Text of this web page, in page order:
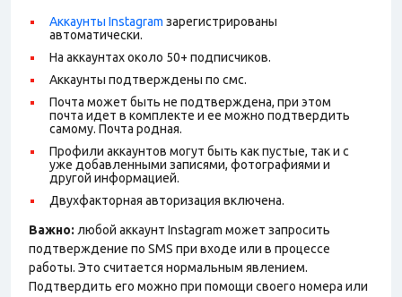
Аккаунты Instagram зарегистрированы
автоматически.
На аккаунтах около 50+ подписчиков.
Аккаунты подтверждены по смс.
Почта может быть не подтверждена, при этом
почта идет в комплекте и ее можно подтвердить
самому. Почта родная.
Профили аккаунтов могут быть как пустые, так и с
уже добавленными записями, фотографиями и
другой информацией.
Двухфакторная авторизация включена.
Важно: любой аккаунт Instagram может запросить
подтверждение по SMS при входе или в процессе
работы. Это считается нормальным явлением.
Подтвердить его можно при помощи своего номера или